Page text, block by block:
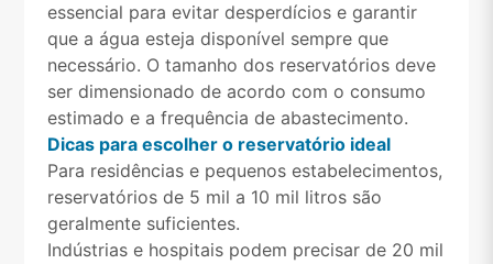
essencial para evitar desperdícios e garantir
que a água esteja disponível sempre que
necessário. O tamanho dos reservatórios deve
ser dimensionado de acordo com o consumo
estimado e a frequência de abastecimento.
Dicas para escolher o reservatório ideal
Para residências e pequenos estabelecimentos,
reservatórios de 5 mil a 10 mil litros são
geralmente suficientes.
Indústrias e hospitais podem precisar de 20 mil